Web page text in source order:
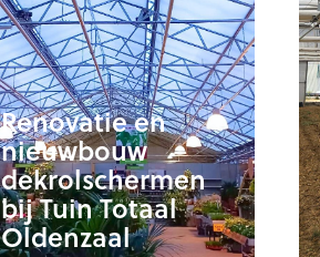
Renovatie en
nieuwbouw
dekrolschermen
bij Tuin Totaal
Oldenzaal